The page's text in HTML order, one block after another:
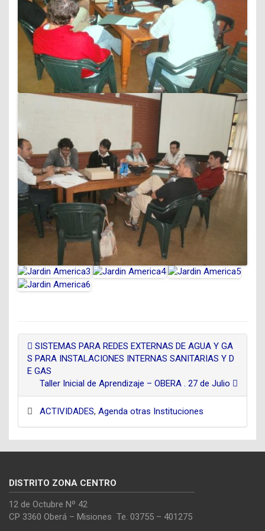
SISTEMAS PARA REDES EXTERNAS DE AGUA Y GA
S PARA INSTALACIONES INTERNAS SANITARIAS Y D
E GAS
Taller Inicial de Aprendizaje – OBERA . 27 de Julio
ACTIVIDADES, Agenda otras Instituciones
DISTRITO ZONA CENTRO
12 de Octubre Nº 42
CP 3360 Oberá – Misiones Te. 03755 – 401275